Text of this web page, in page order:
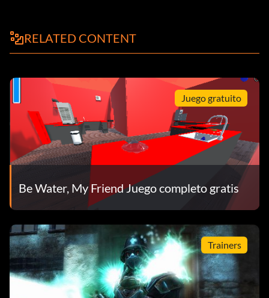
RELATED CONTENT
Juego gratuito
Be Water, My Friend Juego completo gratis
Trainers